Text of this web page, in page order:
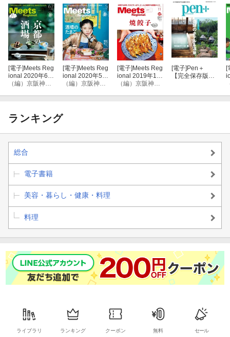
[電子] Meets Reg
ional 2020年6・
7月合併号・電（編）京阪神エルマガジン社
[電子] Meets Reg
ional 2020年5月
号・電子版
（編）京阪神エルマガジン社
[電子] Meets Reg
ional 2019年11
月号・電子版（編）京阪神エルマガジン社
[電子] Pen＋
【完全保存版】
[
ランキング
総合
電子書籍
美容・暮らし・健康・料理
料理
ライブラリ ランキング クーポン 無料 セール